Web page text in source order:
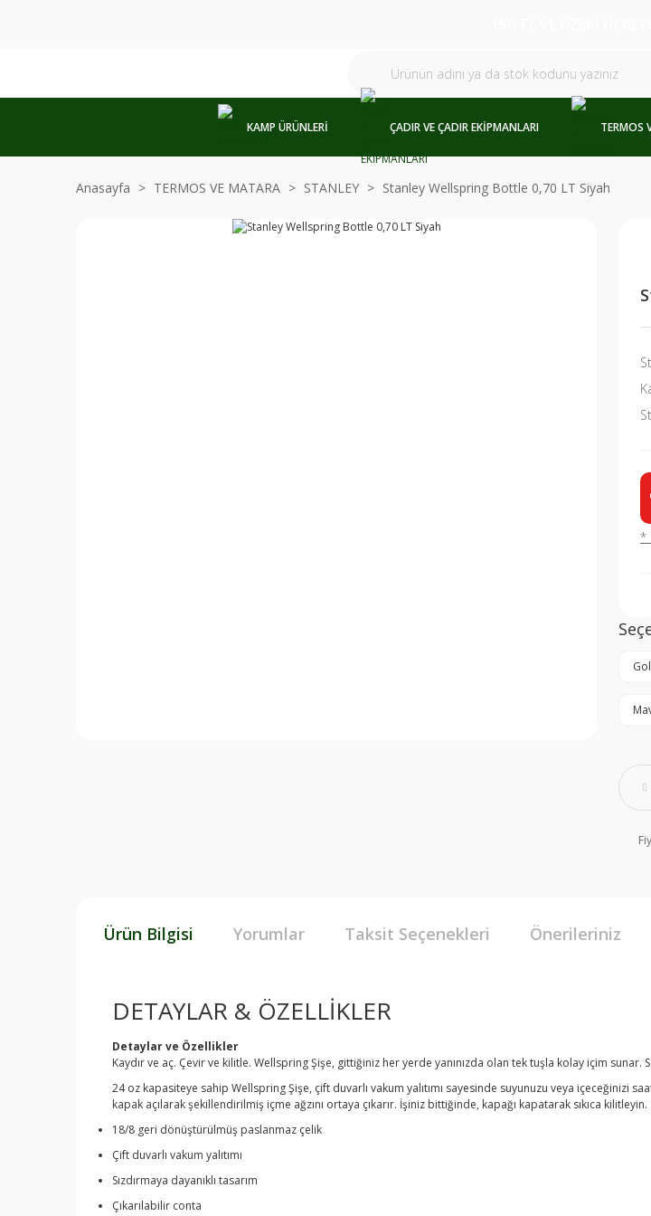
KAMP ÜRÜNLERİ ÇADIR VE ÇADIR EKİPMANLARI TERMOS
Anasayfa TERMOS VE MATARA STANLEY Stanley Wellspring Bottle 0,70 LT Siyah
*
Ürün Bilgisi Yorumlar Taksit Seçenekleri Önerileriniz
DETAYLAR & ÖZELLİKLER
Detaylar ve Özellikler
Kaydır ve aç. Çevir ve kilitle. Wellspring Şişe, gittiğiniz her yerde yanınızda olan tek tuşla kolay içim sunar.
24 oz kapasiteye sahip Wellspring Şişe, çift duvarlı vakum yalıtımı sayesinde suyunuzu veya içeceğinizi
kapak açılarak şekillendirilmiş içme ağzını ortaya çıkarır. İşiniz bittiğinde, kapağı kapatarak sıkıca kilitleyin.
18/8 geri dönüştürülmüş paslanmaz çelik
Çift duvarlı vakum yalıtımı
Sızdırmaya dayanıklı tasarım
Çıkarılabilir conta